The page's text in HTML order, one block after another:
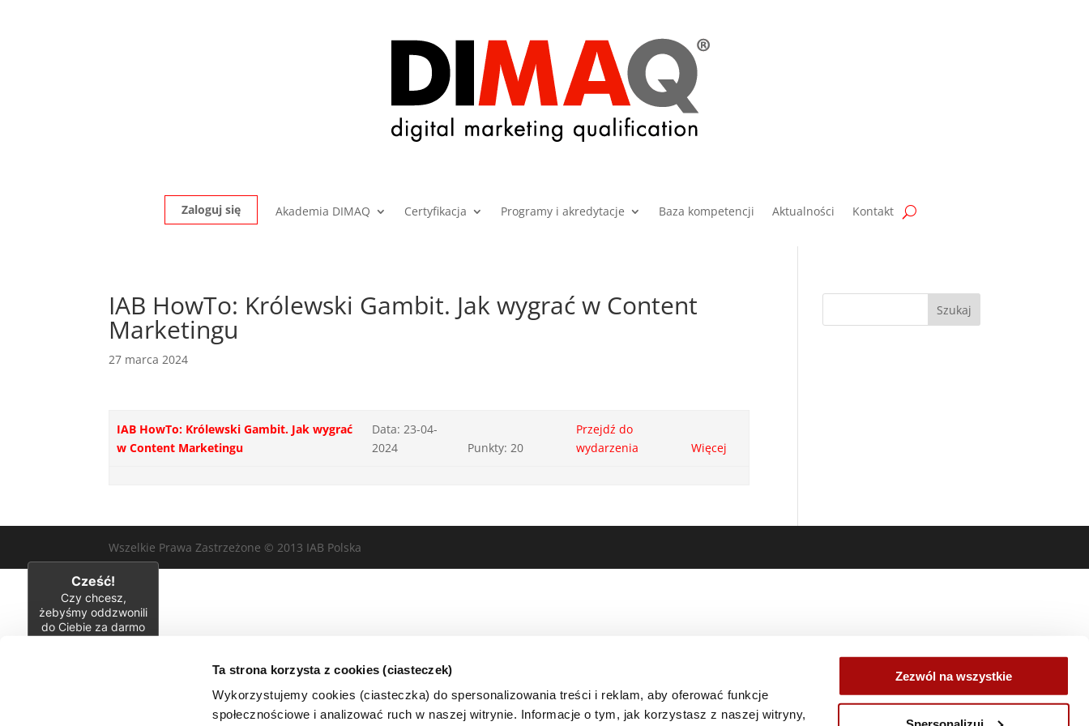
Ta strona korzysta z cookies (ciasteczek)
Wykorzystujemy cookies (ciasteczka) do spersonalizowania treści i reklam, aby oferować funkcje
społecznościowe i analizować ruch w naszej witrynie. Informacje o tym, jak korzystasz z naszej witryny,
Zezwól na wszystkie
Zaloguj się Akademia DIMAQ Certyfikacja Programy i akredytacje Baza kompetencji Aktualności Kontakt
IAB HowTo: Królewski Gambit. Jak wygrać w Content
Marketingu
27 marca 2024
IAB HowTo: Królewski Gambit. Jak wygrać
w Content Marketingu
Data: 23-04-
2024
Punkty: 20
Przejdź do
wydarzenia
Więcej
Wszelkie Prawa Zastrzeżone © 2013 IAB Polska
Cześć!
Czy chcesz,
żebyśmy oddzwonili
do Ciebie za darmo